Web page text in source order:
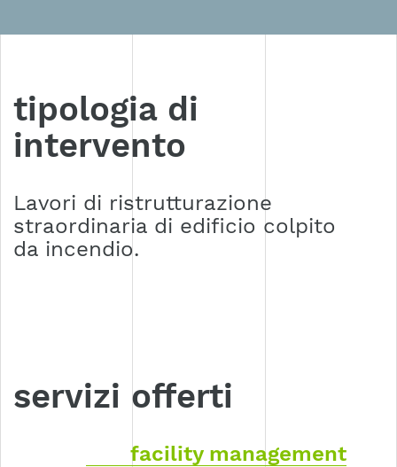
tipologia di
intervento
Lavori di ristrutturazione
straordinaria di edificio colpito
da incendio.
servizi offerti
facility management